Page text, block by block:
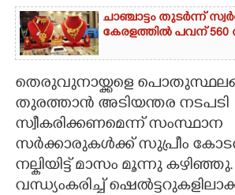
ചാഞ്ചാട്ടം തുടർന്ന്
കേരളത്തിൽ പവന് 560
തെരുവുനായ്ക്കളെ
തുരത്താൻ അടിയന്തര നടപടി
സ്വീകരിക്കണമെന്ന് സംസ്ഥാന
സർക്കാരുകൾക്ക് സുപ്രീം
നല്കിയിട്ട് മാസം മൂന്നു കഴിഞ്ഞു.
വന്ധ്യംകരിച്ച്